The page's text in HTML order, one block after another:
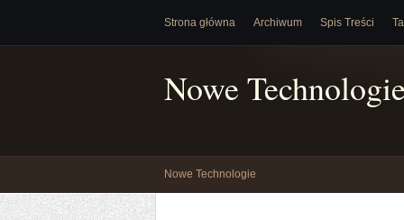
Strona główna Archiwum Spis Treści
Nowe
Nowe Technologie